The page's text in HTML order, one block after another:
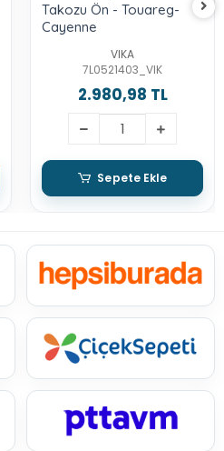
Takozu Ön - Touareg-
Cayenne
VIKA
7L0521403_VIK
2.980,98 TL
Sepete Ekle